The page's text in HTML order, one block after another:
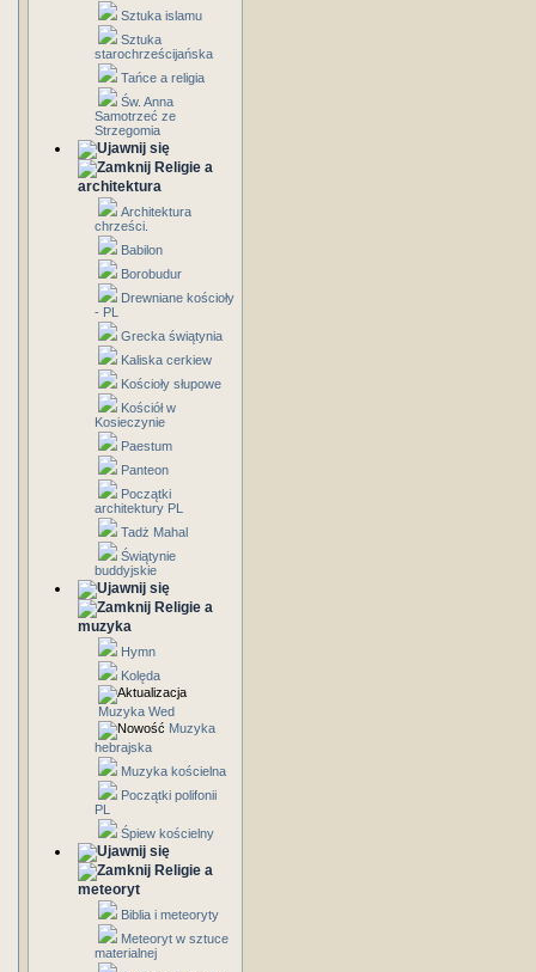
Sztuka islamu
Sztuka
starochrześcijańska
Tańce a religia
Św. Anna
Samotrzeć ze
Strzegomia
Religie a
architektura
Architektura
chrześci.
Babilon
Borobudur
Drewniane kościoły
- PL
Grecka świątynia
Kaliska cerkiew
Kościoły słupowe
Kościół w
Kosieczynie
Paestum
Panteon
Początki
architektury PL
Tadż Mahal
Świątynie
buddyjskie
Religie a
muzyka
Hymn
Kolęda
Muzyka Wed
Muzyka
hebrajska
Muzyka kościelna
Początki polifonii
PL
Śpiew kościelny
Religie a
meteoryt
Biblia i meteoryty
Meteoryt w sztuce
materialnej